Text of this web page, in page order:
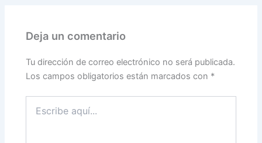
Deja un comentario
Tu dirección de correo electrónico no será publicada.
Los campos obligatorios están marcados con *
aquí...